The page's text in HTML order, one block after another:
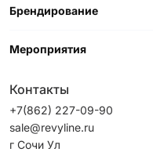
Брендирование
Мероприятия
Контакты
+7(862) 227-09-90
sale@revyline.ru
г Сочи Ул